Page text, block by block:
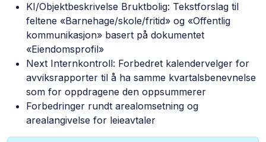
KI/Objektbeskrivelse Bruktbolig: Tekstforslag til
feltene «Barnehage/skole/fritid» og «Offentlig
kommunikasjon» basert på dokumentet
«Eiendomsprofil»
Next Internkontroll: Forbedret kalendervelger for
avviksrapporter til å ha samme kvartalsbenevnelse
som for oppdragene den oppsummerer
Forbedringer rundt arealomsetning og
arealangivelse for leieavtaler